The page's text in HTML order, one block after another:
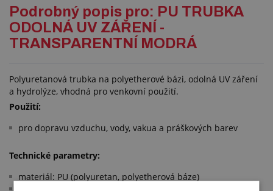
Podrobný popis pro: PU TRUBKA
ODOLNÁ UV ZÁŘENÍ -
TRANSPARENTNÍ MODRÁ
Polyuretanová trubka na polyetherové bázi, odolná UV záření
a hydrolýze, vhodná pro venkovní použití.
Použití:
pro dopravu vzduchu, vody, vakua a práškových barev
Technické parametry:
materiál: PU (polyuretan, polyetherová báze)